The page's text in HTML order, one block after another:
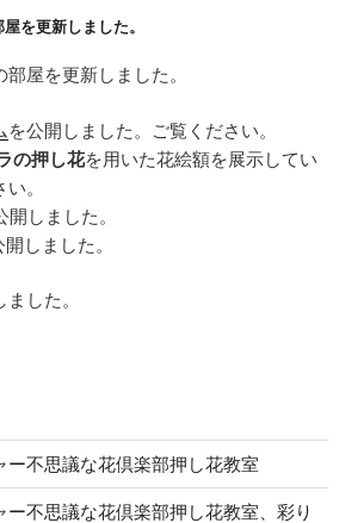
を更新しました。
部屋を更新しました。
を公開しました。ご覧ください。
の押し花を用いた花絵額を展示してい
。
開しました。
開しました。
ました。
ー不思議な花倶楽部押し花教室
ー不思議な花倶楽部押し花教室、彩り